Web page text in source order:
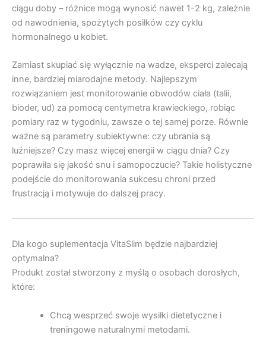
ciągu doby – różnice mogą wynosić nawet 1-2 kg, zależnie
od nawodnienia, spożytych posiłków czy cyklu
hormonalnego u kobiet.
Zamiast skupiać się wyłącznie na wadze, eksperci zalecają
inne, bardziej miarodajne metody. Najlepszym
rozwiązaniem jest monitorowanie obwodów ciała (talii,
bioder, ud) za pomocą centymetra krawieckiego, robiąc
pomiary raz w tygodniu, zawsze o tej samej porze. Równie
ważne są parametry subiektywne: czy ubrania są
luźniejsze? Czy masz więcej energii w ciągu dnia? Czy
poprawiła się jakość snu i samopoczucie? Takie holistyczne
podejście do monitorowania sukcesu chroni przed
frustracją i motywuje do dalszej pracy.
Dla kogo suplementacja VitaSlim będzie najbardziej
optymalna?
Produkt został stworzony z myślą o osobach dorosłych,
które:
Chcą wesprzeć swoje wysiłki dietetyczne i
treningowe naturalnymi metodami.